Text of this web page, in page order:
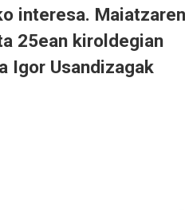
interesa. Maiatzaren
25ean kiroldegian
Igor Usandizagak